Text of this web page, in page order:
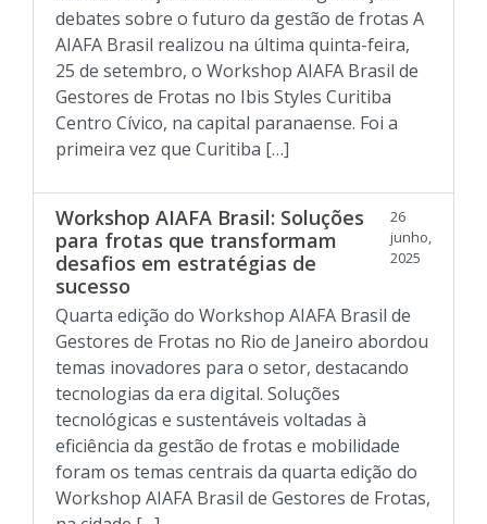
debates sobre o futuro da gestão de frotas A
AIAFA Brasil realizou na última quinta-feira,
25 de setembro, o Workshop AIAFA Brasil de
Gestores de Frotas no Ibis Styles Curitiba
Centro Cívico, na capital paranaense. Foi a
primeira vez que Curitiba […]
Workshop AIAFA Brasil: Soluções
para frotas que transformam
desafios em estratégias de
sucesso
26
junho,
2025
Quarta edição do Workshop AIAFA Brasil de
Gestores de Frotas no Rio de Janeiro abordou
temas inovadores para o setor, destacando
tecnologias da era digital. Soluções
tecnológicas e sustentáveis voltadas à
eficiência da gestão de frotas e mobilidade
foram os temas centrais da quarta edição do
Workshop AIAFA Brasil de Gestores de Frotas,